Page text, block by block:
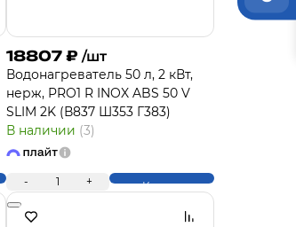
18807 ₽ /шт
Водонагреватель 50 л, 2 кВт,
нерж, PRO1 R INOX ABS 50 V
SLIM 2K (В837 Ш353 Г383)
В наличии (3)
- 1 + Купить